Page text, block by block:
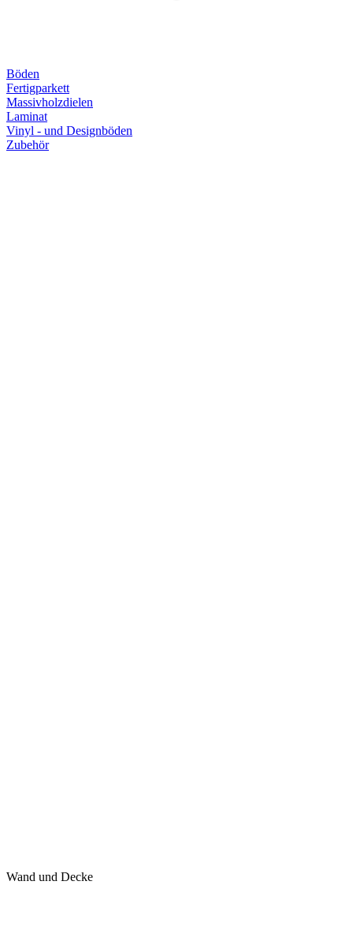
Böden
Fertigparkett
Massivholzdielen
Laminat
Vinyl - und Designböden
Zubehör
Wand und Decke